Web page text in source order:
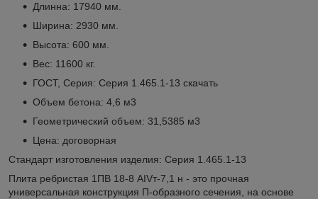
Длинна: 17940 мм.
Ширина: 2930 мм.
Высота: 600 мм.
Вес: 11600 кг.
ГОСТ, Серия: Серия 1.465.1-13 скачать
Объем бетона: 4,6 м3
Геометрический объем: 31,5385 м3
Цена: договорная
Стандарт изготовления изделия: Серия 1.465.1-13
Плита ребристая 1ПВ 18-8 АIVт-7,1 н - это прочная
универсальная конструкция П-образного сечения, на основе